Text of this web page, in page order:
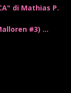
di Mathias P.
#3) ...